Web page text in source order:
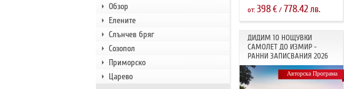
Обзор
Елените
Слънчев бряг
Созопол
Приморско
Царево
от: 398€/ 778.42лв.
ДИДИМ 10 НОЩУВКИ
САМОЛЕТ ДО ИЗМИР -
РАННИ ЗАПИСВАНИЯ 2026
Авторска Програма